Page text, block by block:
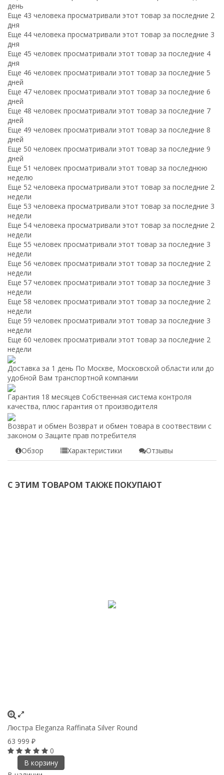
день
Еще 43 человека просматривали этот товар за последние 2
дня
Еще 44 человека просматривали этот товар за последние 3
дня
Еще 45 человек просматривали этот товар за последние 4
дня
Еще 46 человек просматривали этот товар за последние 5
дней
Еще 47 человек просматривали этот товар за последние 6
дней
Еще 48 человек просматривали этот товар за последние 7
дней
Еще 49 человек просматривали этот товар за последние 8
дней
Еще 50 человек просматривали этот товар за последние 9
дней
Еще 51 человек просматривали этот товар за последнюю
неделю
Еще 52 человека просматривали этот товар за последние 2
недели
Еще 53 человека просматривали этот товар за последние 3
недели
Еще 54 человека просматривали этот товар за последние 2
недели
Еще 55 человек просматривали этот товар за последние 3
недели
Еще 56 человек просматривали этот товар за последние 2
недели
Еще 57 человек просматривали этот товар за последние 3
недели
Еще 58 человек просматривали этот товар за последние 2
недели
Еще 59 человек просматривали этот товар за последние 3
недели
Еще 60 человек просматривали этот товар за последние 2
недели
Доставка за 1 день По Москве, Московской области или до
удобной Вам транспортной компании
Гарантия 18 месяцев Собственная система контроля
качества, плюс гарантия от производителя
Возврат и обмен Возврат и обмен товара в соотвествии с
законом о Защите прав потребителя
Обзор
Характеристики Отзывы
С ЭТИМ ТОВАРОМ ТАКЖЕ ПОКУПАЮТ
Люстра Eleganza Raffinata Silver Round
63 999 ₽
0
В корзину